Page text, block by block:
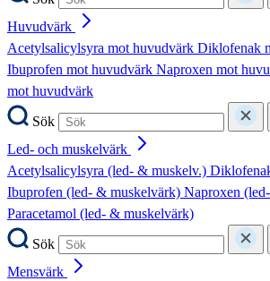
Huvudvärk
Acetylsalicylsyra mot huvudvärk Diklofenak
Ibuprofen mot huvudvärk Naproxen mot
mot huvudvärk
Sök
Led- och muskelvärk
Acetylsalicylsyra (led- & muskelv.)
Ibuprofen (led- & muskelvärk) Naproxen
Paracetamol (led- & muskelvärk)
Sök
Mensvärk